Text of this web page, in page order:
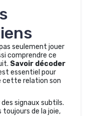
seulement jouer
comprendre ce
Savoir décoder
essentiel pour
cette relation son
signaux subtils.
toujours de la joie,